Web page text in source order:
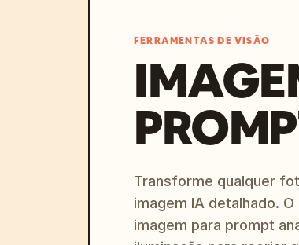
FERRAMENTAS DE VISÃO
Transforme qualquer
imagem IA detalhado.
imagem para prompt